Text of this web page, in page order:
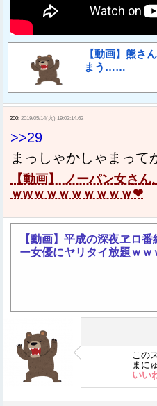
【動画】熊さ
まう……
200: 2019/05/14(火) 19:02:14.62
>>29
まっしゃかしゃまって
【動画】 ノーパン女さ
ｗwｗｗｗｗｗｗｗｗ❤
【動画】平成の深夜ヱロ
ー女優にヤリタイ放題ｗｗ
この
まに
いい